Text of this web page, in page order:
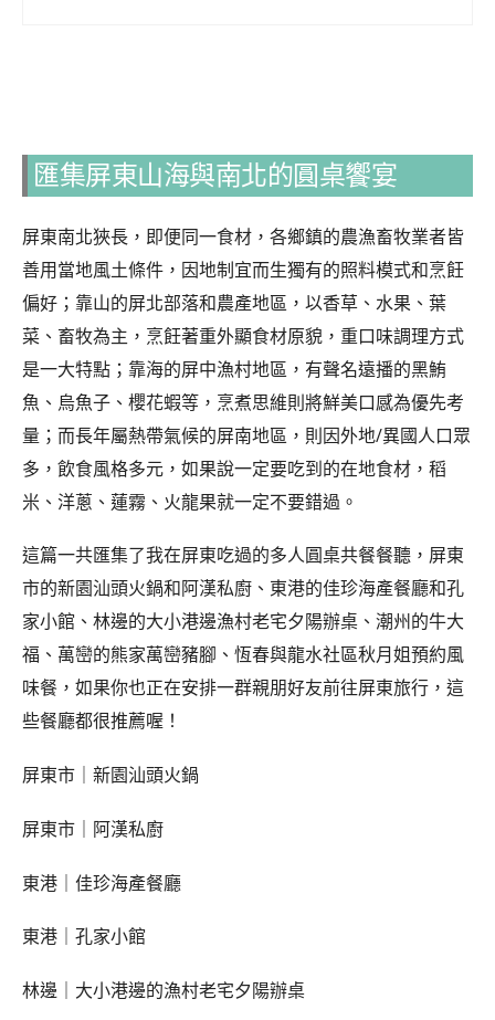
匯集屏東山海與南北的圓桌饗宴
屏東南北狹長，即便同一食材，各鄉鎮的農漁畜牧業者皆
善用當地風土條件，因地制宜而生獨有的照料模式和烹飪
偏好；靠山的屏北部落和農產地區，以香草、水果、葉
菜、畜牧為主，烹飪著重外顯食材原貌，重口味調理方式
是一大特點；靠海的屏中漁村地區，有聲名遠播的黑鮪
魚、烏魚子、櫻花蝦等，烹煮思維則將鮮美口感為優先考
量；而長年屬熱帶氣候的屏南地區，則因外地/異國人口眾
多，飲食風格多元，如果說一定要吃到的在地食材，稻
米、洋蔥、蓮霧、火龍果就一定不要錯過。
這篇一共匯集了我在屏東吃過的多人圓桌共餐餐聽，屏東
市的新園汕頭火鍋和阿漢私廚、東港的佳珍海產餐廳和孔
家小館、林邊的大小港邊漁村老宅夕陽辦桌、潮州的牛大
福、萬巒的熊家萬巒豬腳、恆春與龍水社區秋月姐預約風
味餐，如果你也正在安排一群親朋好友前往屏東旅行，這
些餐廳都很推薦喔！
屏東市｜新園汕頭火鍋
屏東市｜阿漢私廚
東港｜佳珍海產餐廳
東港｜孔家小館
林邊｜大小港邊的漁村老宅夕陽辦桌